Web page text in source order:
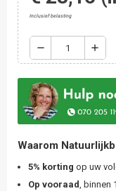
Inclusief belasting
remove add
Waarom
5% korting op uw
Op vooraad, binnen